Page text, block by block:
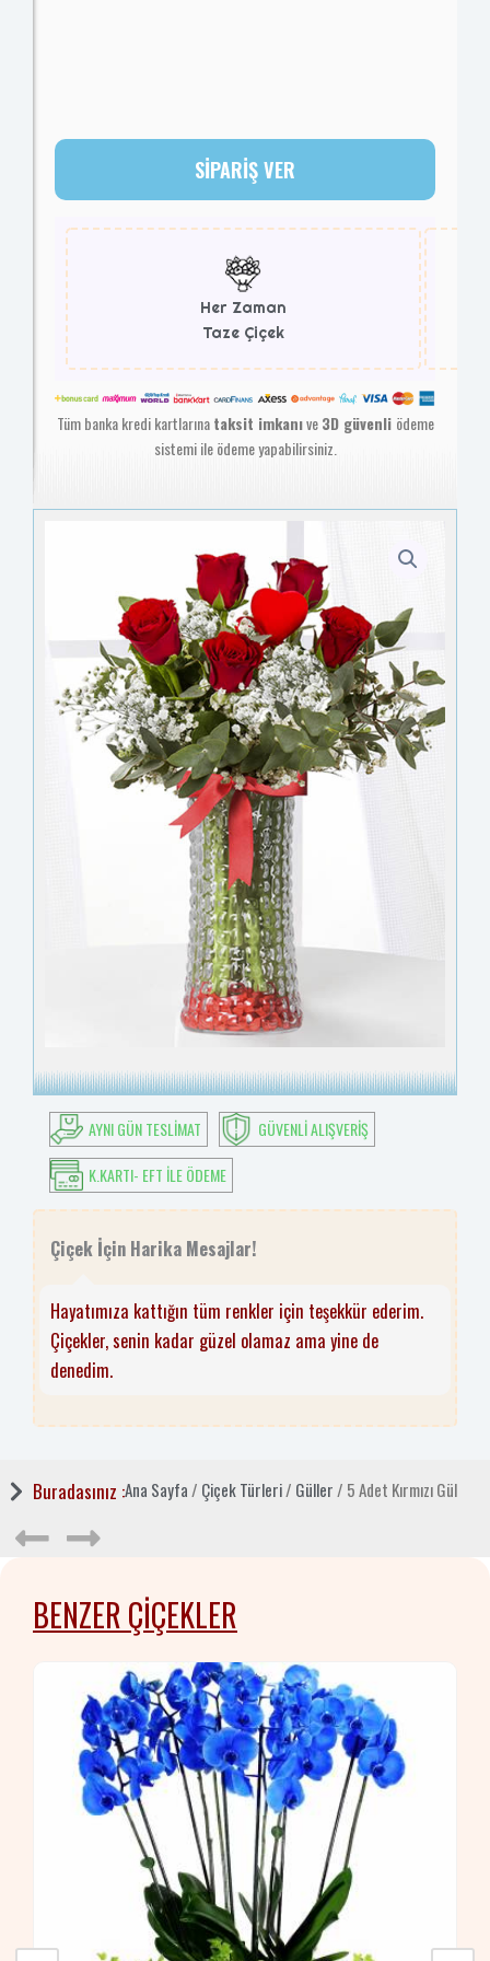
SİPARİŞ VER
Her Zaman
Taze Çiçek
Tüm banka kredi kartlarınataksit imkanıve3D güvenli ödeme
sistemi ile ödeme yapabilirsiniz.
AYNI GÜN TESLIMAT
GÜVENLI ALIŞVERIŞ
K.KARTI- EFT ILE ÖDEME
Çiçek İçin Harika Mesajlar!
Hayatımıza kattığın tüm renkler için teşekkür ederim.
Çiçekler, senin kadar güzel olamaz ama yine de
denedim.
Buradasınız :Ana Sayfa / Çiçek Türleri/ Güller / 5 Adet Kırmızı Gül
BENZER ÇIÇEKLER